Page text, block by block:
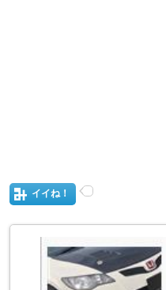
イイね！